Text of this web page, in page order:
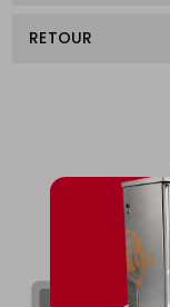
RETOUR